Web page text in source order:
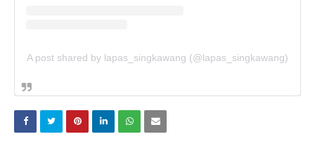
A post shared by lapas_singkawang (@lapas_singkawang)